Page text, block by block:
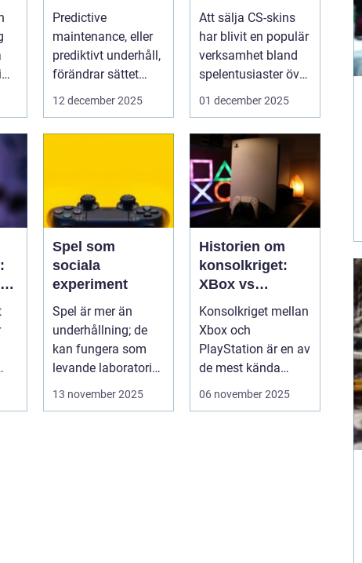
innan de
uppstår med
hjälp av
sensorer
Predictive
maintenance, eller
prediktivt underhåll,
förändrar sättet
föret...
12 december 2025
tryggt
Att sälja CS-skins
har blivit en populär
verksamhet bland
spelentusiaster över
hela v...
01 december 2025
Spel som
sociala
experiment
Spel är mer än
underhållning; de
kan fungera som
levande laboratorier
för m&aum...
13 november 2025
Historien om
konsolkriget:
XBox vs
PlayStation
Konsolkriget mellan
Xbox och
PlayStation är en av
de mest kända
rivaliteterna i
06 november 2025